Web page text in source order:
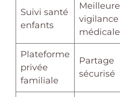
Suivi santé
enfants
Meilleure
vigilance
médicale
Plateforme
privée
familiale
Partage
sécurisé